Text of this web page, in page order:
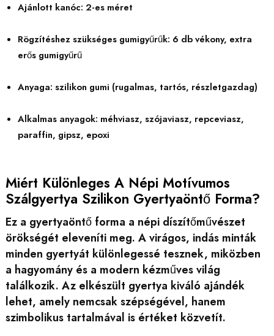
Ajánlott kanóc: 2-es méret
Rögzítéshez szükséges gumigyűrűk: 6 db vékony, extra
erős gumigyűrű
Anyaga: szilikon gumi (rugalmas, tartós, részletgazdag)
Alkalmas anyagok: méhviasz, szójaviasz, repceviasz,
paraffin, gipsz, epoxi
Miért Különleges A Népi Motívumos
Szálgyertya Szilikon Gyertyaöntő Forma?
Ez a gyertyaöntő forma a népi díszítőművészet
örökségét eleveníti meg. A virágos, indás minták
minden gyertyát különlegessé tesznek, miközben
a hagyomány és a modern kézműves világ
találkozik. Az elkészült gyertya kiváló ajándék
lehet, amely nemcsak szépségével, hanem
szimbolikus tartalmával is értéket közvetít.